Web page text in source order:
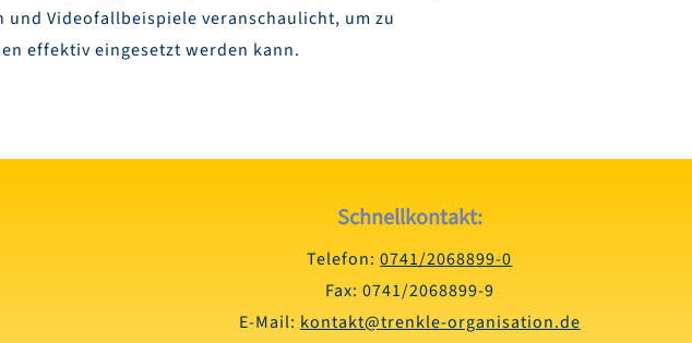
Videofallbeispiele veranschaulicht, um zu
effektiv eingesetzt werden kann.
Schnellkontakt:
Telefon:0741/2068899-0
Fax: 0741/2068899-9
E-Mail: kontakt@trenkle-organisation.de